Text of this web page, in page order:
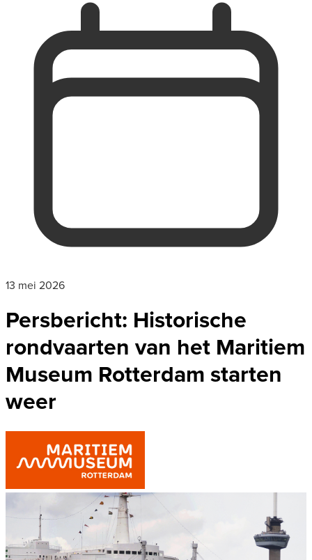
13 mei 2026
Persbericht: Historische
rondvaarten van het Maritiem
Museum Rotterdam starten
weer